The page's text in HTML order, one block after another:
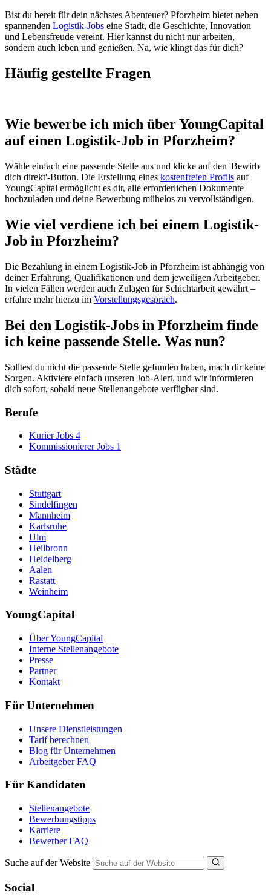
Bist du bereit für dein nächstes Abenteuer? Pforzheim bietet neben
spannenden Logistik-Jobs eine Stadt, die Geschichte, Innovation
und Lebensfreude vereint. Hier kannst du nicht nur arbeiten,
sondern auch leben und genießen. Na, wie klingt das für dich?
Häufig gestellte Fragen
Wie bewerbe ich mich über YoungCapital
auf einen Logistik-Job in Pforzheim?
Wähle einfach eine passende Stelle aus und klicke auf den 'Bewirb
dich direkt'-Button. Die Erstellung eines kostenfreien Profils auf
YoungCapital ermöglicht es dir, alle erforderlichen Dokumente
hochzuladen und deine Bewerbung mühelos zu vervollständigen.
Wie viel verdiene ich bei einem Logistik-
Job in Pforzheim?
Die Bezahlung in einem Logistik-Job in Pforzheim ist abhängig von
deiner Erfahrung, Qualifikationen und dem jeweiligen Arbeitgeber.
In vielen Fällen werden auch Zulagen für Schichtarbeit gewährt –
erfahre mehr hierzu im Vorstellungsgespräch.
Bei den Logistik-Jobs in Pforzheim finde
ich keine passende Stelle. Was nun?
Solltest du nicht die passende Stelle gefunden haben, mach dir keine
Sorgen. Aktiviere einfach unseren Job-Alert, und wir informieren
dich sofort, sobald neue Stellenangebote verfügbar sind.
Berufe
Kurier Jobs 4
Kommissionierer Jobs 1
Städte
Stuttgart
Sindelfingen
Mannheim
Karlsruhe
Ulm
Heilbronn
Heidelberg
Aalen
Rastatt
Weinheim
YoungCapital
Über YoungCapital
Interne Stellenangebote
Presse
Partner
Kontakt
Für Unternehmen
Unsere Dienstleistungen
Tarif berechnen
Blog für Unternehmen
Arbeitgeber FAQ
Für Kandidaten
Stellenangebote
Bewerbungstipps
Karriere
Bewerber FAQ
Suche auf der Website
Social